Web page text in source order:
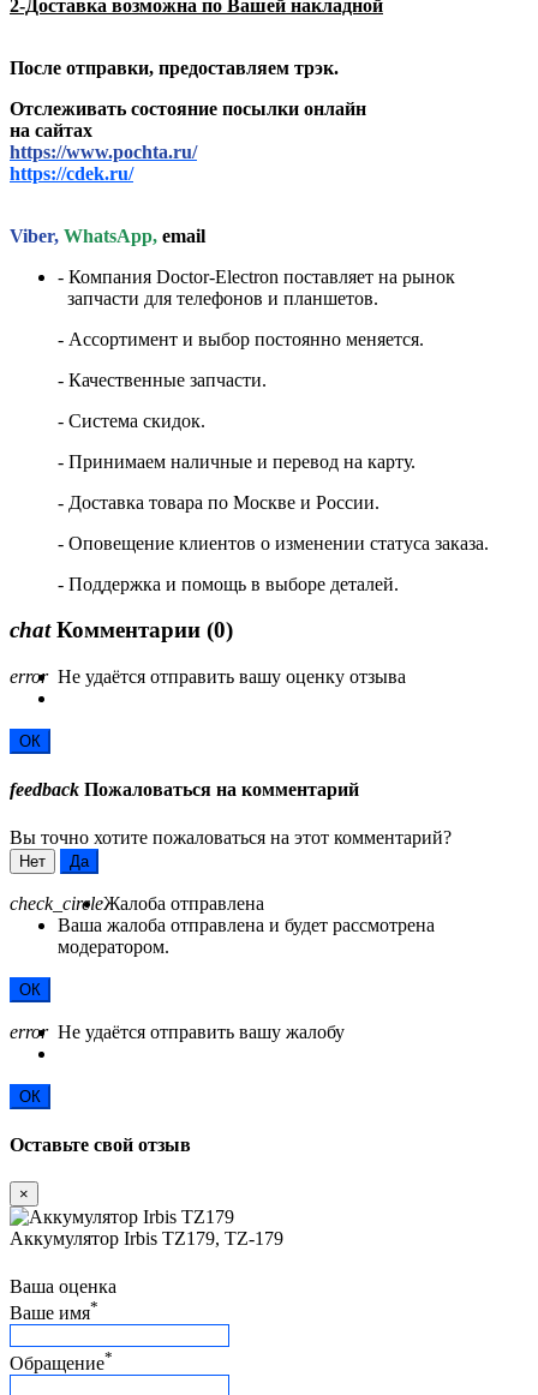
2-Доставка возможна по Вашей накладной
После отправки, предоставляем трэк.
Отслеживать состояние посылки онлайн
на сайтах
https://www.pochta.ru/
https://cdek.ru/
Viber, WhatsApp, email
- Компания Doctor-Electron поставляет на рынок
запчасти для телефонов и планшетов.
- Ассортимент и выбор постоянно меняется.
- Качественные запчасти.
- Система скидок.
- Принимаем наличные и перевод на карту.
- Доставка товара по Москве и России.
- Оповещение клиентов о изменении статуса заказа.
- Поддержка и помощь в выборе деталей.
chat Комментарии (0)
error Не удаётся отправить вашу оценку отзыва
ОК
feedback Пожаловаться на комментарий
Вы точно хотите пожаловаться на этот комментарий?
Нет Да
check_circleЖалоба отправлена
Ваша жалоба отправлена и будет рассмотрена
модератором.
ОК
error Не удаётся отправить вашу жалобу
ОК
Оставьте свой отзыв
×
Аккумулятор Irbis TZ179, TZ-179
Ваша оценка
Ваше имя*
Обращение*